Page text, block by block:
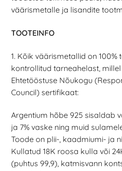
väärismetalle ja lisandite
TOOTEINFO
1. Kõik väärismetallid on
kontrollitud tarneahelast,
Ehtetööstuse Nõukogu
Council) sertifikaat:
Argentium hõbe 925 sisaldab
ja 7% vaske ning muid
Toode on plii-, kaadmiumi- ja
Kullatud 18K roosa kulla või
(puhtus 99,9), katmisvann